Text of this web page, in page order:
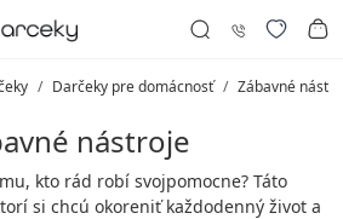
Darčeky pre domácnosť Zábavné
nástroje
kto rád robí svojpomocne? Táto
si chcú okoreniť každodenný život a